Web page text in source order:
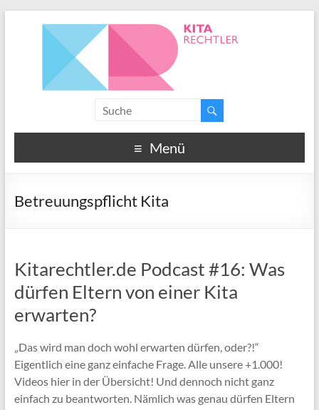
Menü
Betreuungspflicht Kita
Kitarechtler.de Podcast #16: Was
dürfen Eltern von einer Kita
erwarten?
„Das wird man doch wohl erwarten dürfen, oder?!“
Eigentlich eine ganz einfache Frage. Alle unsere +1.000!
Videos hier in der Übersicht! Und dennoch nicht ganz
einfach zu beantworten. Nämlich was genau dürfen Eltern